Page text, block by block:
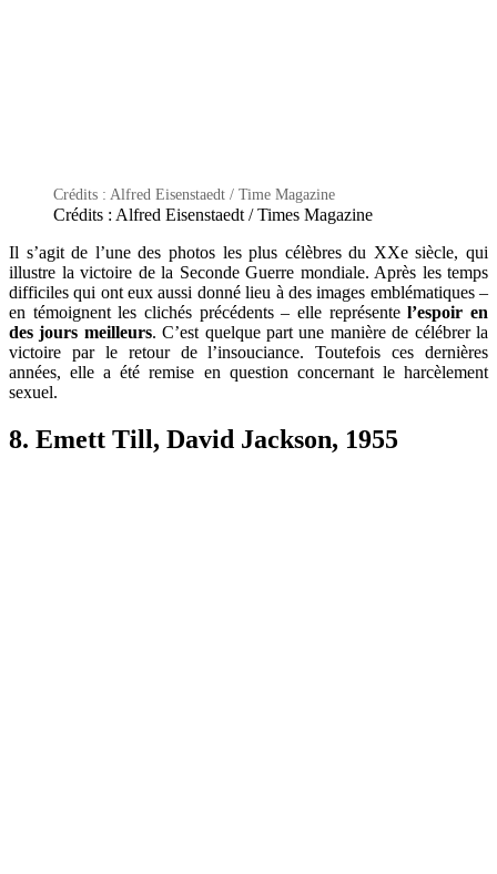
Crédits : Alfred Eisenstaedt / Time Magazine
Crédits : Alfred Eisenstaedt / Times Magazine
Il s’agit de l’une des photos les plus célèbres du XXe siècle, qui
illustre la victoire de la Seconde Guerre mondiale. Après les temps
difficiles qui ont eux aussi donné lieu à des images emblématiques –
en témoignent les clichés précédents – elle représentel’espoir en
des jours meilleurs. C’est quelque part une manière de célébrer la
victoire par le retour de l’insouciance. Toutefois ces dernières
années, elle a été remise en question concernant le harcèlement
sexuel.
8. Emett Till, David Jackson, 1955